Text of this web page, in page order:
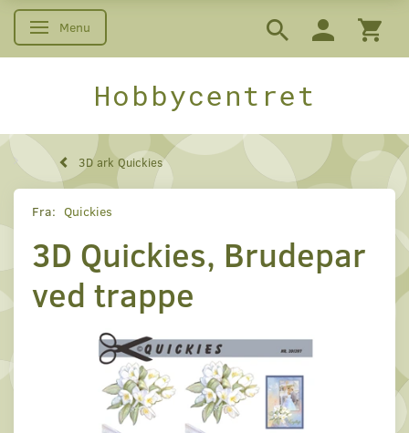
Skifte navigation
Menu
Hobbycentret
3D ark Quickies
Fra: Quickies
3D Quickies, Brudepar
ved trappe